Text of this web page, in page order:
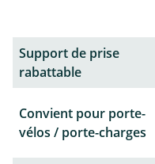
Support de prise
rabattable
Convient pour porte-
vélos / porte-charges